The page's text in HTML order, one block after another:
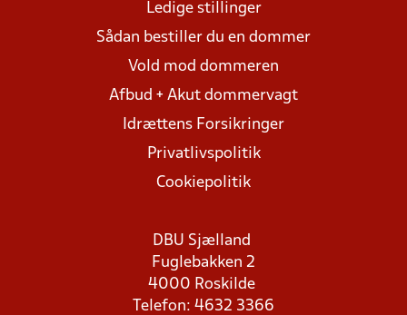
Ledige stillinger
Sådan bestiller du en dommer
Vold mod dommeren
Afbud + Akut dommervagt
Idrættens Forsikringer
Privatlivspolitik
Cookiepolitik
DBU Sjælland
Fuglebakken 2
4000 Roskilde
Telefon: 4632 3366